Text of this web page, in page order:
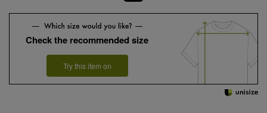
Check the recommended size
Try this item on